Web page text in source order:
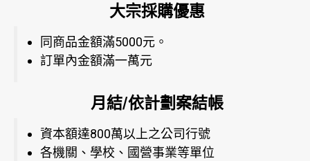
大宗採購優惠
同商品金額滿5000元。
訂單內金額滿一萬元
月結/依計劃案結帳
資本額達800萬以上之公司行號
各機關、學校、國營事業等單位